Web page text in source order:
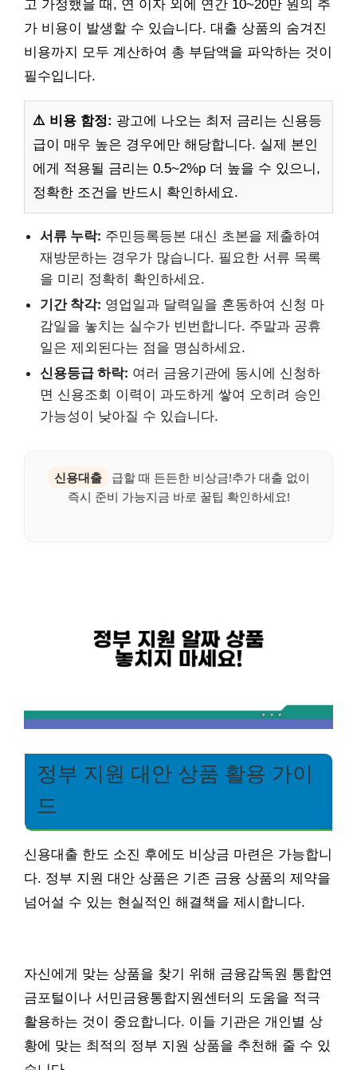
고 가정했을 때, 연 이자 외에 연간 10~20만 원의 추
가 비용이 발생할 수 있습니다. 대출 상품의 숨겨진
비용까지 모두 계산하여 총 부담액을 파악하는 것이
필수입니다.
⚠️ 비용 함정: 광고에 나오는 최저 금리는 신용등
급이 매우 높은 경우에만 해당합니다. 실제 본인
에게 적용될 금리는 0.5~2%p 더 높을 수 있으니,
정확한 조건을 반드시 확인하세요.
서류 누락: 주민등록등본 대신 초본을 제출하여
재방문하는 경우가 많습니다. 필요한 서류 목록
을 미리 정확히 확인하세요.
기간 착각: 영업일과 달력일을 혼동하여 신청 마
감일을 놓치는 실수가 빈번합니다. 주말과 공휴
일은 제외된다는 점을 명심하세요.
신용등급 하락: 여러 금융기관에 동시에 신청하
면 신용조회 이력이 과도하게 쌓여 오히려 승인
가능성이 낮아질 수 있습니다.
신용대출
급할 때 든든한 비상금!추가 대출 없이
즉시 준비 가능지금 바로 꿀팁 확인하세요!
정부 지원 대안 상품 활용 가이
드
신용대출 한도 소진 후에도 비상금 마련은 가능합니
다. 정부 지원 대안 상품은 기존 금융 상품의 제약을
넘어설 수 있는 현실적인 해결책을 제시합니다.
자신에게 맞는 상품을 찾기 위해 금융감독원 통합연
금포털이나 서민금융통합지원센터의 도움을 적극
활용하는 것이 중요합니다. 이들 기관은 개인별 상
황에 맞는 최적의 정부 지원 상품을 추천해 줄 수 있